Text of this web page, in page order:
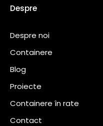
Despre
Despre noi
Containere
Blog
Proiecte
Containere în rate
Contact